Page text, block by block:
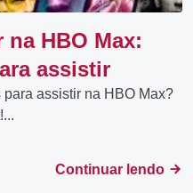
HBO Max:
assistir
assistir na HBO Max?
Continuar lendo